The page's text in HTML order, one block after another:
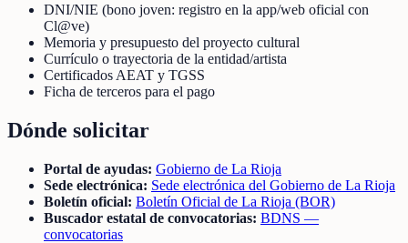
DNI/NIE (bono joven: registro en la app/web oficial con
Cl@ve)
Memoria y presupuesto del proyecto cultural
Currículo o trayectoria de la entidad/artista
Certificados AEAT y TGSS
Ficha de terceros para el pago
Dónde solicitar
Portal de ayudas: Gobierno de La Rioja
Sede electrónica: Sede electrónica del Gobierno de La Rioja
Boletín oficial: Boletín Oficial de La Rioja (BOR)
Buscador estatal de convocatorias: BDNS —
convocatorias